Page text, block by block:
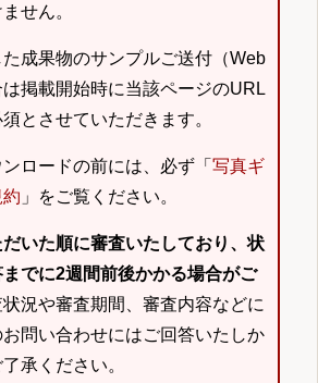
せん。
成果物のサンプルご送付（Web
掲載開始時に当該ページのURL
とさせていただきます。
ロードの前には、必ず「 写真ギ
」をご覧ください。
いた順に審査いたしており、状
でに2週間前後かかる場合がご
況や審査期間、審査内容などに
問い合わせにはご回答いたしか
承ください。